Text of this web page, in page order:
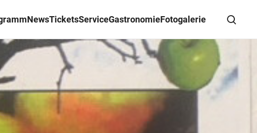
NewsTicketsServiceGastronomieFotogalerie
Suche schließen
Wegbeschreibung erhalten